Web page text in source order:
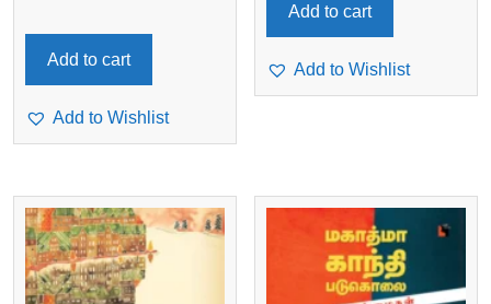
Add to cart
Add to Wishlist
Add to cart
Add to Wishlist